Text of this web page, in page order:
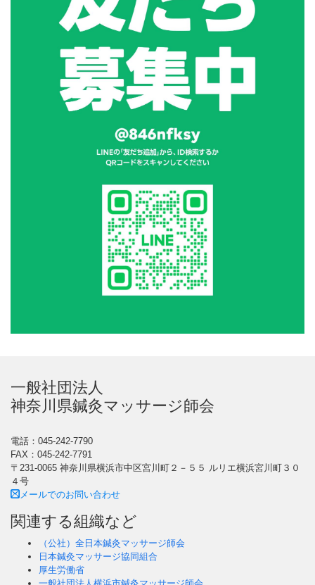
一般社団法人
神奈川県鍼灸マッサージ師会
電話：045-242-7790
FAX：045-242-7791
〒231-0065 神奈川県横浜市中区宮川町２－５５ ルリエ横浜宮川町３０
４号
メールでのお問い合わせ
関連する組織など
（公社）全日本鍼灸マッサージ師会
日本鍼灸マッサージ協同組合
厚生労働省